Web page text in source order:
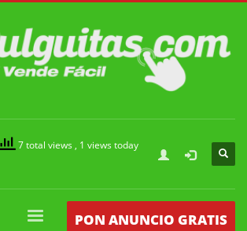
7 total views , 1 views today
PON ANUNCIO GRATIS